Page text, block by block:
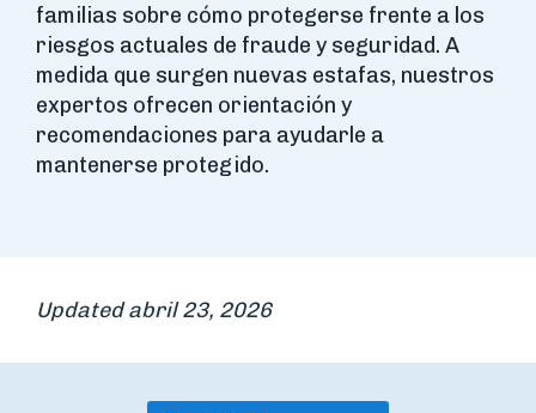
familias sobre cómo protegerse frente a los
riesgos actuales de fraude y seguridad. A
medida que surgen nuevas estafas, nuestros
expertos ofrecen orientación y
recomendaciones para ayudarle a
mantenerse protegido.
Updated abril 23, 2026